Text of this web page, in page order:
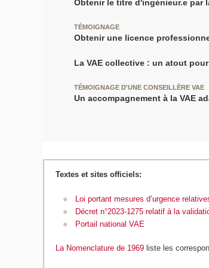
Obtenir le titre d'ingénieur.e par
TÉMOIGNAGE
Obtenir une licence
La VAE collective : un atout
TÉMOIGNAGE D'UNE CONSEILLÈRE VAE
Un accompagnement à la VAE
Textes et sites officiels:
Loi portant mesures d’urgence
Décret n°2023-1275 relatif à la
Portail national VAE
La Nomenclature de 1969 liste les